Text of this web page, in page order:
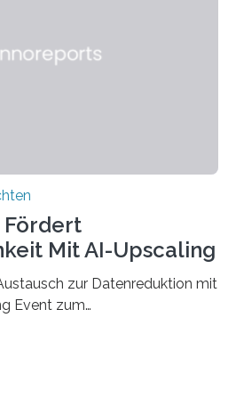
1,15 Millionen Euro über vier
Mit AI-Upscaling
zur Datenreduktion mit
Event zum
Agentur für